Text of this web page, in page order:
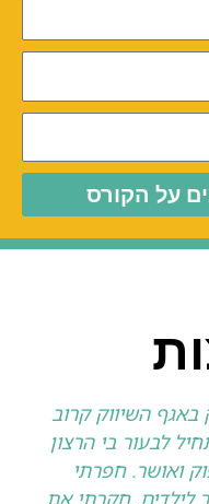
על הקורס
באגף השיווק קרוב
בסביבות גיל 40 התחיל לבעור בי הרצון
ואושר. חפרתי
לילדים. חקרתי את